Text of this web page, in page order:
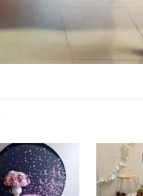
Add to
wishlist